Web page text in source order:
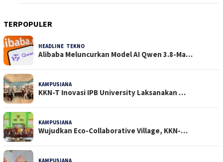
TERPOPULER
HEADLINE TEKNO
Alibaba Meluncurkan Model AI Qwen 3.8-Ma…
KAMPUSIANA
KKN-T Inovasi IPB University Laksanakan …
KAMPUSIANA
Wujudkan Eco-Collaborative Village, KKN-…
KAMPUSIANA